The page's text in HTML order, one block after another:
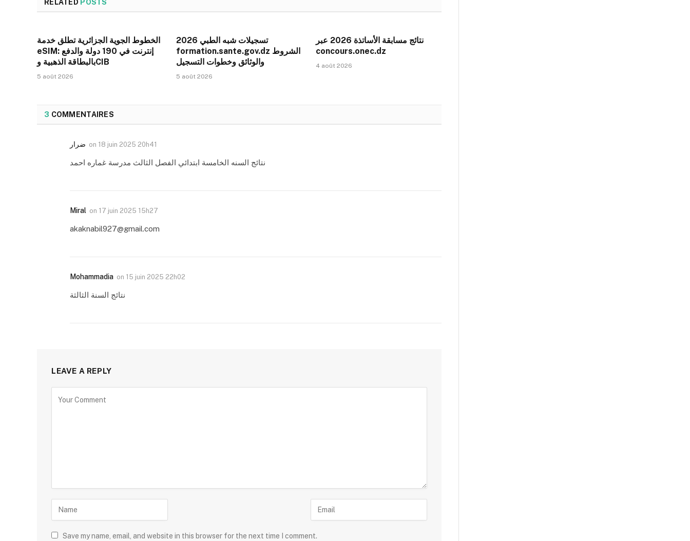
RELATED POSTS
الخطوط الجوية الجزائرية تطلق خدمة
eSIM: إنترنت في 190 دولة والدفع
بالبطاقة الذهبية وCIB
5 août 2026
تسجيلات شبه الطبي 2026
formation.sante.gov.dz الشروط
والوثائق وخطوات التسجيل
5 août 2026
نتائج مسابقة الأساتذة 2026 عبر
concours.onec.dz
4 août 2026
3 COMMENTAIRES
ضرار on 18 juin 2025 20h41
نتائج السنه الخامسة ابتدائي الفصل الثالث مدرسة غماره احمد
Miral on 17 juin 2025 15h27
akaknabil927@gmail.com
Mohammadia on 15 juin 2025 22h02
نتائج السنة الثالثة
LEAVE A REPLY
Save my name, email, and website in this browser for the next time I comment.